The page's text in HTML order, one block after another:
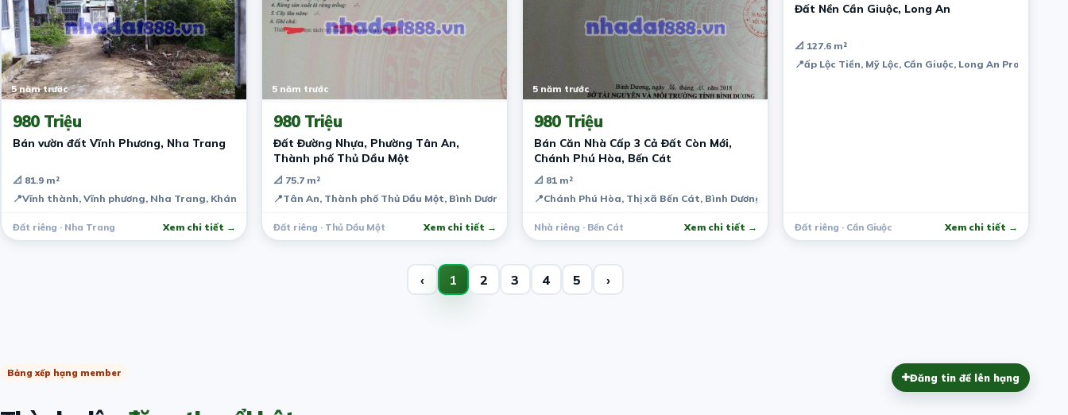
5 năm trước
980 Triệu
Bán vườn đất Vĩnh Phương, Nha Trang
📐 81.9 m²
📍Vĩnh thành, Vĩnh phương, Nha Trang, Khánh Hòa, Việt Nam
Đất riêng · Nha Trang Xem chi tiết →
5 năm trước
980 Triệu
Đất Đường Nhựa, Phường Tân An,
Thành phố Thủ Dầu Một
📐 75.7 m²
📍Tân An, Thành phố Thủ Dầu Một, Bình Dương, Việt Nam
Đất riêng · Thủ Dầu Một Xem chi tiết →
5 năm trước
980 Triệu
Bán Căn Nhà Cấp 3 Cả Đất Còn Mới,
Chánh Phú Hòa, Bến Cát
📐 81 m²
📍Chánh Phú Hòa, Thị xã Bến Cát, Bình Dương, Việt Nam
Nhà riêng · Bến Cát Xem chi tiết →
Đất Nền Cần Giuộc, Long An
📐 127.6 m²
📍ấp Lộc Tiền, Mỹ Lộc, Cần Giuộc, Long An Province,
Đất riêng · Cần Giuộc Xem chi tiết →
‹ 1 2 3 4 5 ›
Bảng xếp hạng member Đăng tin để lên hạng